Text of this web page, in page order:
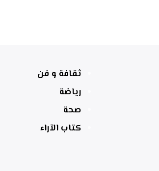
ثقافة و فن
رياضة
صحة
كتاب الآراء